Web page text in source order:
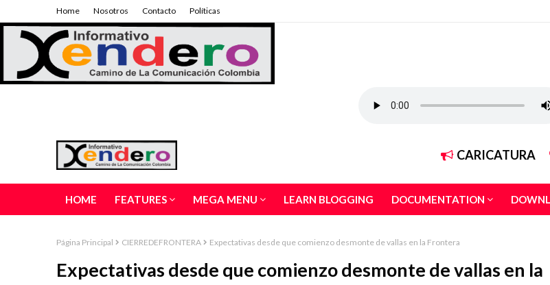
Home Nosotros Contacto Políticas
CARICATURA
HOME FEATURES MEGA MENU LEARN BLOGGING DOCUMENTATION
Página Principal CIERREDEFRONTERA Expectativas desde que comienzo desmonte de vallas en la Frontera
Expectativas desde que comienzo desmonte de vallas en la